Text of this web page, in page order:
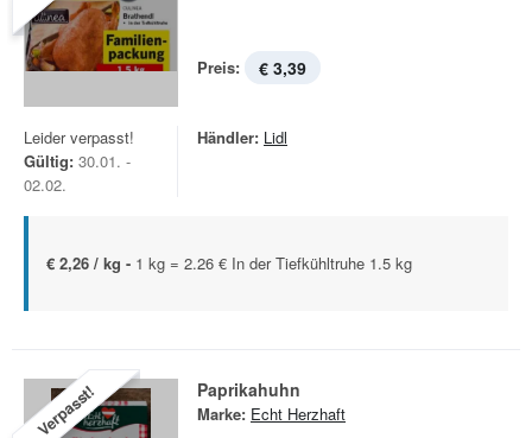
Preis: € 3,39
Leider verpasst!
Gültig: 30.01. -
02.02.
Händler: Lidl
€ 2,26 / kg - 1 kg = 2.26 € In der Tiefkühltruhe 1.5 kg
Verpasst! Paprikahuhn
Marke: Echt Herzhaft